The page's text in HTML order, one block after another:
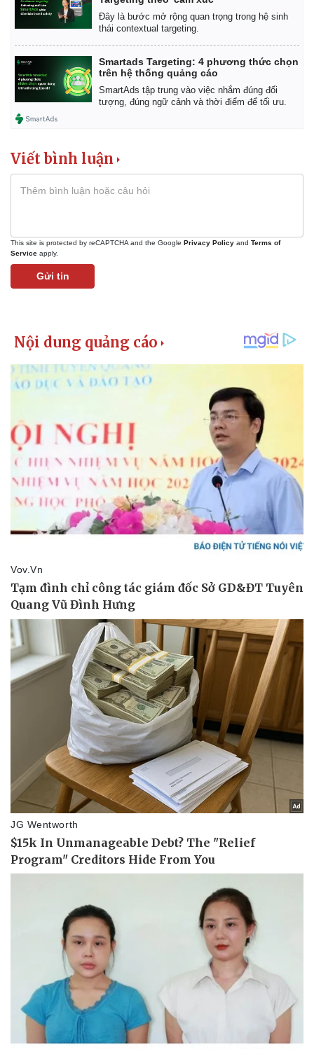
Thể thao
Bóng đá
Lịch thi đấu bóng đá
Thế giới thể thao
Ô tô - Xe máy
Ô tô
Xe máy
Tư vấn
Đây là bước mở rộng quan trọng trong hệ sinh
thái contextual targeting.
Smartads Targeting: 4 phương thức chọn
trên hệ thống quảng cáo
SmartAds tập trung vào việc nhắm đúng đối
tượng, đúng ngữ cảnh và thời điểm để tối ưu.
Viết bình luận
This site is protected by reCAPTCHA and the Google Privacy Policy and Terms of
Service apply.
Gửi tin